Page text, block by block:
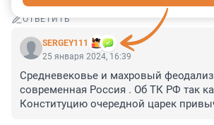
ОТВЕТИТЬ
SERGEY111
25 января 2024, 16:39
Средневековье и махровый
современная Россия . Об ТК РФ так
Конституцию очередной царек